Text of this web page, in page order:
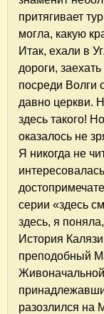
притягивает
могла, какую
Итак, ехали в
дороги,
посреди Волги
давно церкви.
здесь такого!
оказалось не
Я никогда не
серии «здесь
здесь, я
История
преподобный
разозлился на